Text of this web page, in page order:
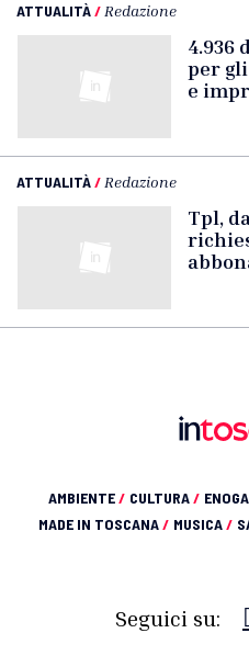
ATTUALITÀ/ Redazione
4.936
per
e
ATTUALITÀ/ Redazione
Tpl,
AMBIENTE/ CULTURA/
MADE IN TOSCANA/ MUSICA/
Seguici su: